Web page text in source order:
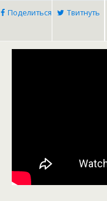
Поделиться Твитнуть